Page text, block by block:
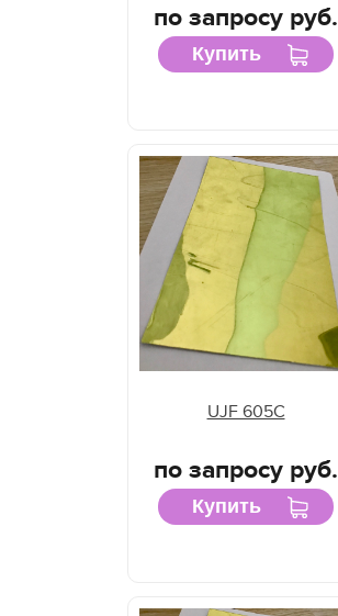
по запросу руб.
Купить
UJF 605C
по запросу руб.
Купить